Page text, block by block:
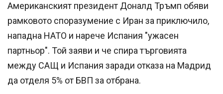
Американският президент Доналд Тръмп обяви
рамковото споразумение с Иран за приключило,
нападна НАТО и нарече Испания "ужасен
партньор". Той заяви и че спира търговията
между САЩ и Испания заради отказа на Мадрид
да отделя 5% от БВП за отбрана.